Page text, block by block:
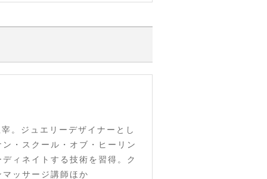
。ジュエリーデザイナーとし
・スクール・オブ・ヒーリン
ィネイトする技術を習得。ク
ッサージ講師ほか